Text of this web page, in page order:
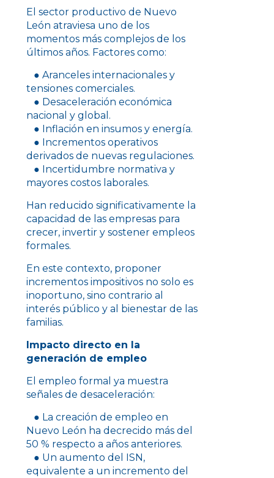
El sector productivo de Nuevo
León atraviesa uno de los
momentos más complejos de los
últimos años. Factores como:
● Aranceles internacionales y
tensiones comerciales.
● Desaceleración económica
nacional y global.
● Inflación en insumos y energía.
● Incrementos operativos
derivados de nuevas regulaciones.
● Incertidumbre normativa y
mayores costos laborales.
Han reducido significativamente la
capacidad de las empresas para
crecer, invertir y sostener empleos
formales.
En este contexto, proponer
incrementos impositivos no solo es
inoportuno, sino contrario al
interés público y al bienestar de las
familias.
Impacto directo en la
generación de empleo
El empleo formal ya muestra
señales de desaceleración:
● La creación de empleo en
Nuevo León ha decrecido más del
50 % respecto a años anteriores.
● Un aumento del ISN,
equivalente a un incremento del